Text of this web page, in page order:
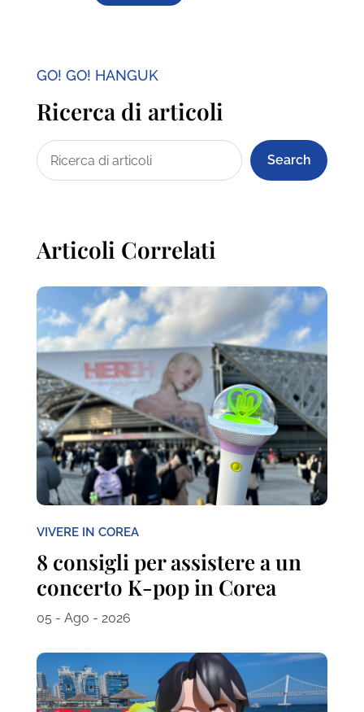
GO! GO! HANGUK
Ricerca di articoli
Search
Articoli Correlati
VIVERE IN COREA
8 consigli per assistere a un
concerto K-pop in Corea
05 - Ago - 2026